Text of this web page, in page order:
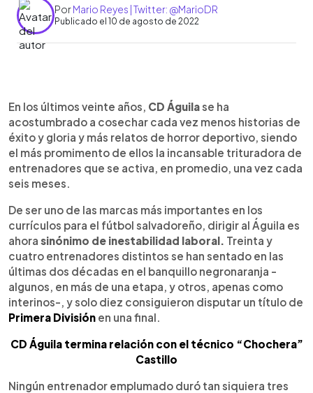
PorMario Reyes | Twitter: @MarioDR
Publicado el 10 de agosto de 2022
► Escuchar artículo
En los últimos veinte años, CD Águilase ha
acostumbrado a cosechar cada vez menos historias de
éxito y gloria y más relatos de horror deportivo, siendo
el más promimento de ellos la incansable trituradora de
entrenadores que se activa, en promedio, una vez cada
seis meses.
De ser uno de las marcas más importantes en los
currículos para el fútbol salvadoreño, dirigir al Águila es
ahora sinónimo de inestabilidad laboral. Treinta y
cuatro entrenadores distintos se han sentado en las
últimas dos décadas en el banquillo negronaranja -
algunos, en más de una etapa, y otros, apenas como
interinos-, y solo diez consiguieron disputar un título de
Primera División en una final.
CD Águila termina relación con el técnico “Chochera”
Castillo
Ningún entrenador emplumado duró tan siquiera tres